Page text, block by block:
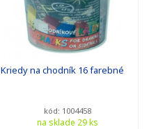
Kriedy na chodník 16 farebné
kód: 1004458
na sklade 29 ks